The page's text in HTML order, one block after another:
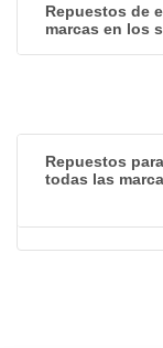
Repuestos de
marcas en los
Repuestos
todas las